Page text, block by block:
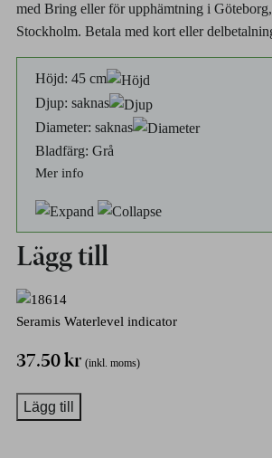
med Bring eller för upphämtning i
Stockholm. Betala med kort eller
Höjd: 45 cm
Djup: saknas
Diameter: saknas
Bladfärg: Grå
Mer info
Lägg till
Seramis Waterlevel indicator
37.50kr (inkl. moms)
Lägg till